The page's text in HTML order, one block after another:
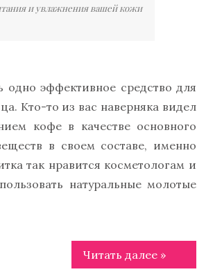
и увлажнения вашей кожи
эффективное средство для
Кто-то из вас наверняка видел
кофе в качестве основного
в своем составе, именно
так нравится косметологам и
натуральные молотые
Читать далее »